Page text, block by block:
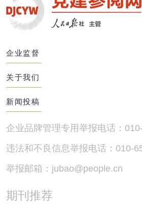
企业监督
关于我们
新闻投稿
企业品牌管理专用举报电话：
违法和不良信息举报电话：010-
举报邮箱：jubao@people.cn
期刊推荐